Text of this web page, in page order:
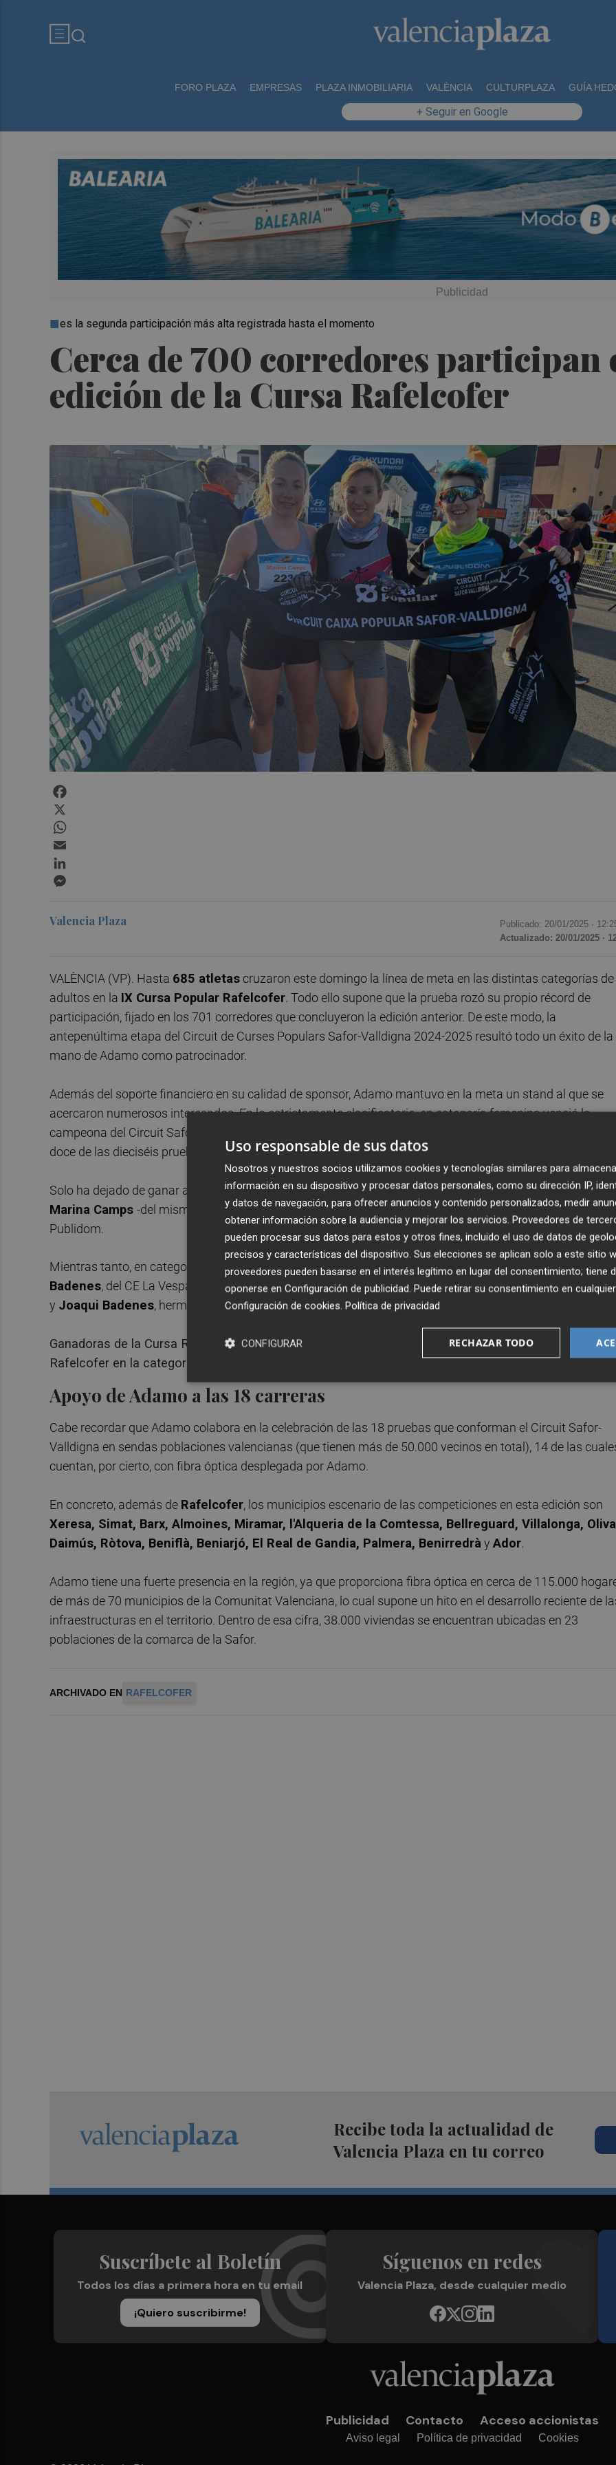
FORO PLAZA EMPRESAS PLAZA INMOBILIARIA VALÈNCIA CULTURPLAZA GUÍA
+ Seguir en Google
Cerca de 700 corredores participan
edición de la Cursa Rafelcofer
es la segunda participación más alta registrada hasta el momento
Valencia Plaza Publicado: 20/01/2025 ·
Actualizado: 20/01/2025 ·
VALÈNCIA (VP). Hasta 685 atletas cruzaron este domingo la línea de meta en las distintas categorías de
adultos en la IX Cursa Popular Rafelcofer. Todo ello supone que la prueba rozó su propio récord de
participación, fijado en los 701 corredores que concluyeron la edición anterior. De este modo, la
antepenúltima etapa del Circuit de Curses Populars Safor-Valldigna 2024-2025 resultó todo un éxito de la
mano de Adamo como patrocinador.
Además del soporte financiero en su calidad de sponsor, Adamo mantuvo en la meta un stand al que se
acercaron numerosos interesados. En lo estrictamente clasificatorio, en categoría femenina venció la
campeona del Circuit Safor-Valldigna de la temporada pasada -también apoyado por Adamo- y de hasta
doce de las dieciséis pruebas de esta temporada,María Isabel Ferrer, del CC Camallaes.
Solo ha dejado de ganar aquellas carreras en las que no ha tomado parte. En segunda posición entró
Marina Camps -del mismo equipo- con solo un segundo de diferencia y en tercera,Cristina Moyá, del CA
Publidom.
Mientras tanto, en categoría masculina, la prueba respaldada por Adamo estuvo dominada porAdrián
Badenes, del CE La Vespa de Novetlè. Tras él, cruzaron la metaJosé Luis Almiñana, del CA Gandía
y Joaqui Badenes, hermano del campeón y perteneciente al mismo equipo que este.
Ganadoras de la Cursa Rafelcofer en la categoría femenina. Foto: ADAMOGanadores de la Cursa
Rafelcofer en la categoría masculina. Foto: ADAMO
Apoyo de Adamo a las 18 carreras
Cabe recordar que Adamo colabora en la celebración de las 18 pruebas que conforman el Circuit Safor-
Valldigna en sendas poblaciones valencianas (que tienen más de 50.000 vecinos en total), 14 de las
cuentan, por cierto, con fibra óptica desplegada por Adamo.
En concreto, además de Rafelcofer, los municipios escenario de las competiciones en esta edición son
Xeresa, Simat, Barx, Almoines, Miramar, l'Alqueria de la Comtessa, Bellreguard, Villalonga,
Daimús, Ròtova, Beniflà, Beniarjó, El Real de Gandia, Palmera, Benirredrà y Ador.
Adamo tiene una fuerte presencia en la región, ya que proporciona fibra óptica en cerca de 115.000
de más de 70 municipios de la Comunitat Valenciana, lo cual supone un hito en el desarrollo reciente de
infraestructuras en el territorio. Dentro de esa cifra, 38.000 viviendas se encuentran ubicadas en 23
poblaciones de la comarca de la Safor.
ARCHIVADO EN RAFELCOFER
Recibe toda la actualidad de
Valencia Plaza en tu correo
Suscríbete al Boletín
Todos los días a primera hora en tu email
¡Quiero suscribirme!
Síguenos en redes
Valencia Plaza, desde cualquier medio
Publicidad Contacto Acceso accionistas
Aviso legal Política de privacidad Cookies
Uso responsable de sus datos
Nosotros y nuestros socios utilizamos cookies y tecnologías similares para
información en su dispositivo y procesar datos personales, como su dirección IP,
y datos de navegación, para ofrecer anuncios y contenido personalizados, medir
obtener información sobre la audiencia y mejorar los servicios. Proveedores de
pueden procesar sus datos para estos y otros fines, incluido el uso de datos de
precisos y características del dispositivo. Sus elecciones se aplican solo a este sitio
proveedores pueden basarse en el interés legítimo en lugar del consentimiento; tiene
oponerse en Configuración de publicidad. Puede retirar su consentimiento en
Configuración de cookies. Política de privacidad
RECHAZAR TODO
CONFIGURAR